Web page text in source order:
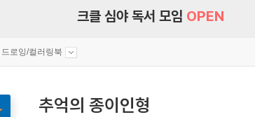
크클 심야 독서 모임 OPEN
드로잉/컬러링북
추억의 종이인형